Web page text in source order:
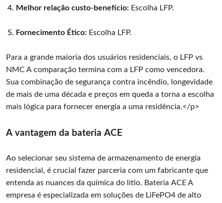
Melhor relação custo-benefício: Escolha LFP.
Fornecimento Ético: Escolha LFP.
Para a grande maioria dos usuários residenciais, o LFP vs
NMC A comparação termina com a LFP como vencedora.
Sua combinação de segurança contra incêndio, longevidade
de mais de uma década e preços em queda a torna a escolha
mais lógica para fornecer energia a uma residência.</p>
A vantagem da bateria ACE
Ao selecionar seu sistema de armazenamento de energia
residencial, é crucial fazer parceria com um fabricante que
entenda as nuances da química do lítio. Bateria ACE A
empresa é especializada em soluções de LiFePO4 de alto